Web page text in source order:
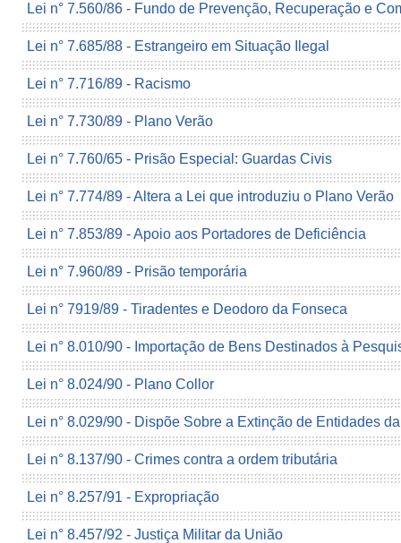
Lei n° 7.560/86 - Fundo de Prevenção, Recuperação e
Lei n° 7.685/88 - Estrangeiro em Situação Ilegal
Lei n° 7.716/89 - Racismo
Lei n° 7.730/89 - Plano Verão
Lei n° 7.760/65 - Prisão Especial: Guardas Civis
Lei n° 7.774/89 - Altera a Lei que introduziu o Plano Verão
Lei n° 7.853/89 - Apoio aos Portadores de Deficiência
Lei n° 7.960/89 - Prisão temporária
Lei n° 7919/89 - Tiradentes e Deodoro da Fonseca
Lei n° 8.010/90 - Importação de Bens Destinados à
Lei n° 8.024/90 - Plano Collor
Lei n° 8.029/90 - Dispõe Sobre a Extinção de Entidades
Lei n° 8.137/90 - Crimes contra a ordem tributária
Lei n° 8.257/91 - Expropriação
Lei n° 8.457/92 - Justiça Militar da União